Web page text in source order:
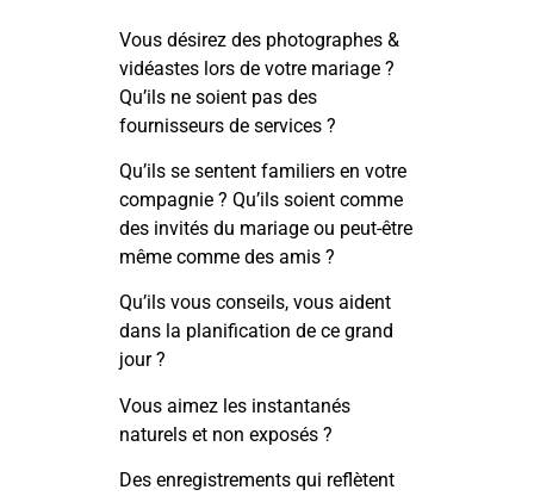
Vous désirez des photographes &
vidéastes lors de votre mariage ?
Qu’ils ne soient pas des
fournisseurs de services ?
Qu’ils se sentent familiers en votre
compagnie ? Qu’ils soient comme
des invités du mariage ou peut-être
même comme des amis ?
Qu’ils vous conseils, vous aident
dans la planification de ce grand
jour ?
Vous aimez les instantanés
naturels et non exposés ?
Des enregistrements qui reflètent